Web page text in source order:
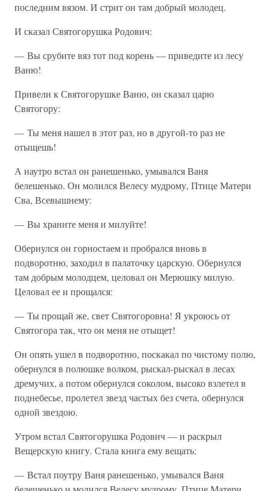
последним вязом. И стрит он там добрый молодец.
И сказал Святогорушка Родович:
— Вы срубите вяз тот под корень — приведите из лесу
Ваню!
Привели к Святогорушке Ваню, он сказал царю
Святогору:
— Ты меня нашел в этот раз, но в другой-то раз не
отыщешь!
А наутро встал он ранешенько, умывался Ваня
белешенько. Он молился Велесу мудрому, Птице Матери
Сва, Всевышнему:
— Вы храните меня и милуйте!
Обернулся он горностаем и пробрался вновь в
подворотню, заходил в палаточку царскую. Обернулся
там добрым молодцем, целовал он Мерюшку милую.
Целовал ее и прощался:
— Ты прощай же, свет Святогоровна! Я укроюсь от
Святогора так, что он меня не отыщет!
Он опять ушел в подворотню, поскакал по чистому полю,
обернулся в полюшке волком, рыскал-рыскал в лесах
дремучих, а потом обернулся соколом, высоко взлетел в
поднебесье, пролетел звезд частых без счета, обернулся
одной звездою.
Утром встал Святогорушка Родович — и раскрыл
Вещерскую книгу. Стала книга ему вещать:
— Встал поутру Ваня ранешенько, умывался Ваня